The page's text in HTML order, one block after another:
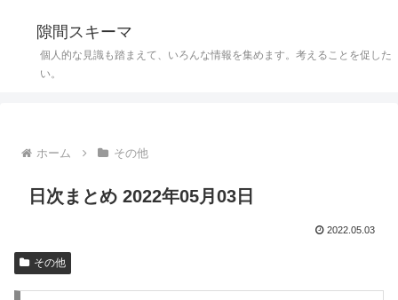
隙間スキーマ
個人的な見識も踏まえて、いろんな情報を集めます。考えることを促した
い。
ホーム その他
日次まとめ 2022年05月03日
2022.05.03
その他